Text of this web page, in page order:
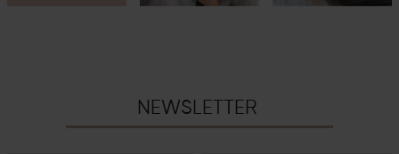
NEWSLETTER